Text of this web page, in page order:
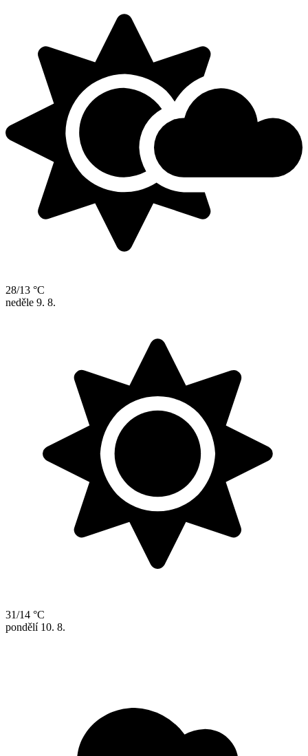
28/13 °C
neděle 9. 8.
31/14 °C
pondělí 10. 8.